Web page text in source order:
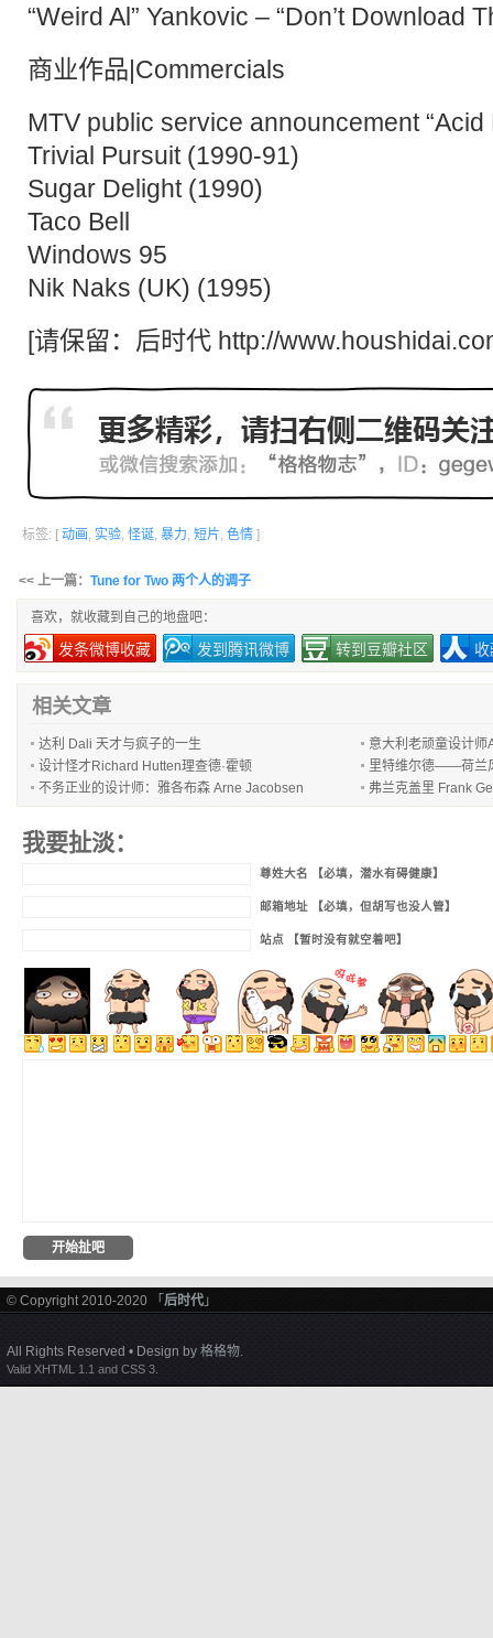
“Weird Al” Yankovic – “Don’t Download
商业作品|Commercials
MTV public service announcement “Acid
Trivial Pursuit (1990-91)
Sugar Delight (1990)
Taco Bell
Windows 95
Nik Naks (UK) (1995)
[请保留： 后时代 http://
标签: [ 动画, 实验, 怪诞, 暴力, 短片, 色情 ]
<< 上一篇： Tune for Two 两个人的调子
喜欢，就收藏到自己的地盘吧：
发条微博收藏 发到腾讯微博 转到豆瓣社区
相关文章
达利 Dali 天才与疯子的一生
意大利老顽童设计
设计怪才Richard Hutten理查德·霍顿
里特维尔德——荷兰
不务正业的设计师：雅各布森 Arne Jacobsen
弗兰克盖里 Frank
我要扯淡：
尊姓大名 【必填，潜水有碍健康】
邮箱地址 【必填，但胡写也没人管】
站点 【暂时没有就空着吧】
© Copyright 2010-2020 「 后时代 」
All Rights Reserved • Design by 格格物.
Valid XHTML 1.1 and CSS 3.